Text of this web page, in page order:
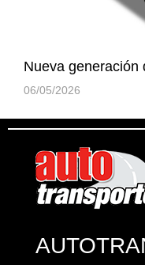
Nueva generación
06/05/2026